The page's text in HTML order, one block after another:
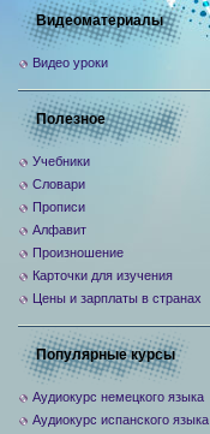
Видеоматериалы
Видео уроки
Полезное
Учебники
Словари
Прописи
Алфавит
Произношение
Карточки для изучения
Цены и зарплаты в странах
Популярные курсы
Аудиокурс немецкого языка
Аудиокурс испанского языка